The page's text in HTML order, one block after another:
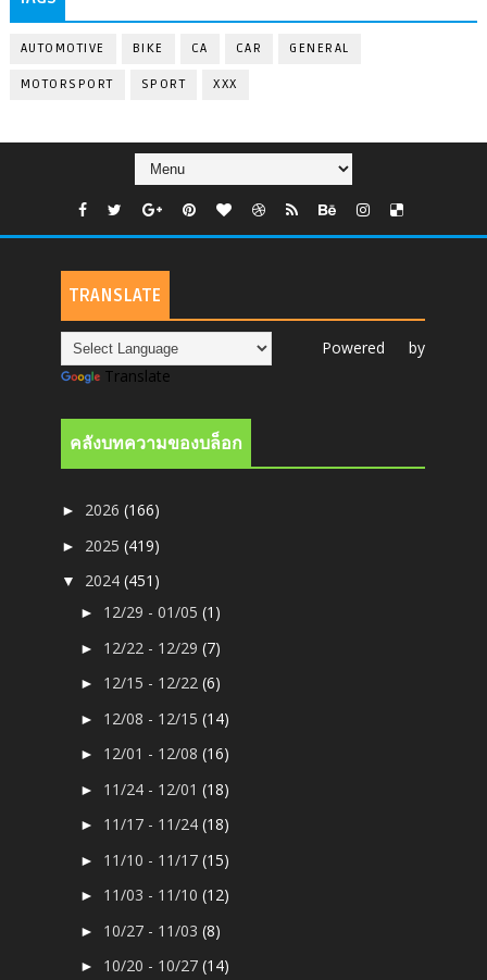
AUTOMOTIVE BIKE CA CAR GENERAL
MOTORSPORT SPORT XXX
TRANSLATE
Powered by
Translate
คลังบทความของบล็อก
► 2026(166)
► 2025(419)
▼ 2024(451)
► 12/29 - 01/05(1)
► 12/22 - 12/29(7)
► 12/15 - 12/22(6)
► 12/08 - 12/15(14)
► 12/01 - 12/08(16)
► 11/24 - 12/01(18)
► 11/17 - 11/24(18)
► 11/10 - 11/17(15)
► 11/03 - 11/10(12)
► 10/27 - 11/03(8)
► 10/20 - 10/27(14)